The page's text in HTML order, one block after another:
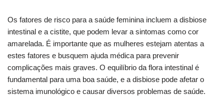
Os fatores de risco para a saúde feminina incluem a disbiose
intestinal e a cistite, que podem levar a sintomas como cor
amarelada. É importante que as mulheres estejam atentas a
estes fatores e busquem ajuda médica para prevenir
complicações mais graves. O equilíbrio da flora intestinal é
fundamental para uma boa saúde, e a disbiose pode afetar o
sistema imunológico e causar diversos problemas de saúde.